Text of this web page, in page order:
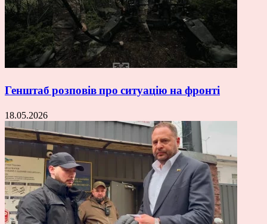
Генштаб розповів про ситуацію на фронті
18.05.2026